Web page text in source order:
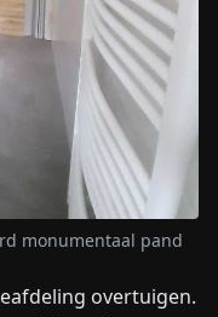
monumentaal pand
overtuigen.